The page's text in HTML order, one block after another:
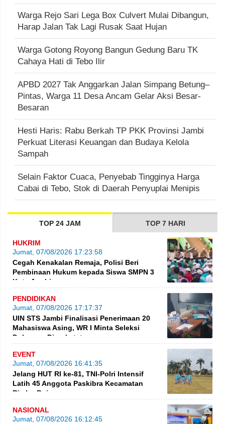
Warga Rejo Sari Lega Box Culvert Mulai Dibangun,
Harap Jalan Tak Lagi Rusak Saat Hujan
Warga Gotong Royong Bangun Gedung Baru TK
Cahaya Hati di Tebo Ilir
APBD 2027 Tak Anggarkan Jalan Simpang Betung–
Pintas, Warga 11 Desa Ancam Gelar Aksi Besar-
Besaran
Hesti Haris: Rabu Berkah TP PKK Provinsi Jambi
Perkuat Literasi Keuangan dan Budaya Kelola
Sampah
Selain Faktor Cuaca, Penyebab Tingginya Harga
Cabai di Tebo, Stok di Daerah Penyuplai Menipis
TOP 24 JAM TOP 7 HARI
HUKRIM
Jumat, 07/08/2026 17:23:58
Cegah Kenakalan Remaja, Polisi Beri
Pembinaan Hukum kepada Siswa SMPN 3
Kota Jambi
PENDIDIKAN
Jumat, 07/08/2026 17:17:37
UIN STS Jambi Finalisasi Penerimaan 20
Mahasiswa Asing, WR I Minta Seleksi
Dokumen Diperketat
EVENT
Jumat, 07/08/2026 16:41:35
Jelang HUT RI ke-81, TNI-Polri Intensif
Latih 45 Anggota Paskibra Kecamatan
Rimbo Bujang
NASIONAL
Jumat, 07/08/2026 16:12:45